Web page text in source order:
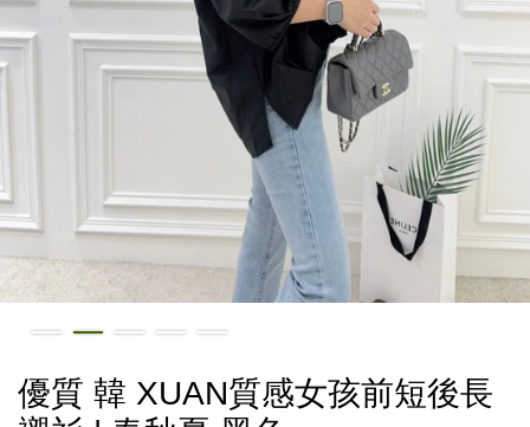
優質 韓 XUAN質感女孩前短後長